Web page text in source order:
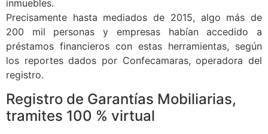
inmuebles.
Precisamente hasta mediados de 2015, algo más de
200 mil personas y empresas habían accedido a
préstamos financieros con estas herramientas, según
los reportes dados por Confecamaras, operadora del
registro.
Registro de Garantías Mobiliarias,
tramites 100 % virtual